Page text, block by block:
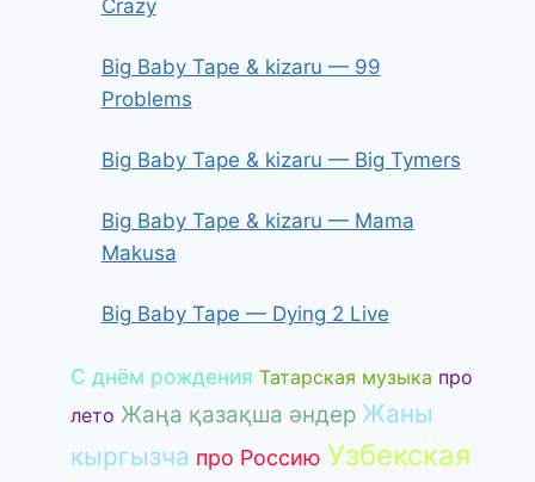
Crazy
Big Baby Tape & kizaru — 99
Problems
Big Baby Tape & kizaru — Big Tymers
Big Baby Tape & kizaru — Mama
Makusa
Big Baby Tape — Dying 2 Live
С днём рождения Татарская музыка про
лето Жаңа қазақша әндер Жаны
кыргызча про Россию Узбекская